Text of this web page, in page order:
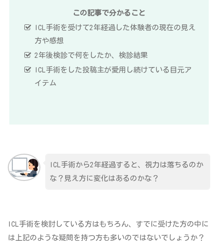
この記事で分かること
ICL手術を受けて2年経過した体験者の現在の見え
方や感想
2年後検診で何をしたか、検診結果
ICL手術をした投稿主が愛用し続けている目元ア
イテム
ICL手術から2年経過すると、視力は落ちるのか
な？見え方に変化はあるのかな？
ICL手術を検討している方はもちろん、すでに受けた方の中に
は上記のような疑問を持つ方も多いのではないでしょうか？